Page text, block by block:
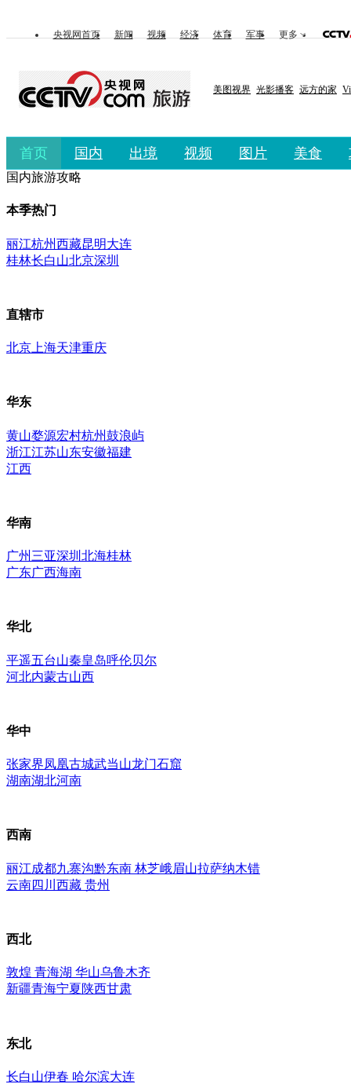
央视网首页 新闻 视频 经济 体育 军事 更多
美图视界 光影播客 远方的家
首页 国内 出境 视频 图片 美食
国内旅游攻略
本季热门
丽江杭州西藏昆明大连
桂林长白山北京深圳
直辖市
北京 上海天津重庆
华东
黄山婺源宏村杭州鼓浪屿
浙江江苏山东安徽福建
江西
华南
广州 三亚深圳 北海桂林
广东广西海南
华北
平遥五台山秦皇岛呼伦贝尔
河北内蒙古山西
华中
张家界凤凰古城武当山龙门石窟
湖南湖北河南
西南
丽江成都九寨沟黔东南 林芝峨眉山拉萨纳木错
云南四川 西藏 贵州
西北
敦煌 青海湖 华山乌鲁木齐
新疆青海宁夏陕西甘肃
东北
长白山伊春 哈尔滨大连